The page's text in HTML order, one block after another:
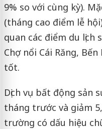
9% so với cùng kỳ).
(tháng cao điểm lễ
quan các điểm du lịch
Chợ nổi Cái Răng,
tốt.
Dịch vụ bất động sản
tháng trước và giảm
trường có dấu hiệu